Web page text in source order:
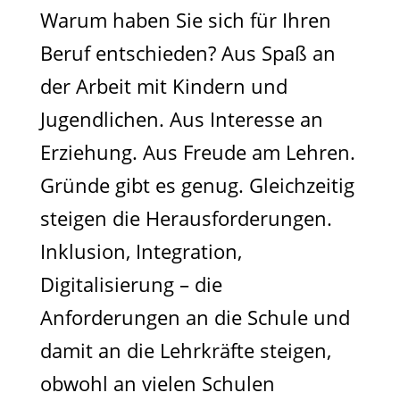
Warum haben Sie sich für Ihren
Beruf entschieden? Aus Spaß an
der Arbeit mit Kindern und
Jugendlichen. Aus Interesse an
Erziehung. Aus Freude am Lehren.
Gründe gibt es genug. Gleichzeitig
steigen die Herausforderungen.
Inklusion, Integration,
Digitalisierung – die
Anforderungen an die Schule und
damit an die Lehrkräfte steigen,
obwohl an vielen Schulen